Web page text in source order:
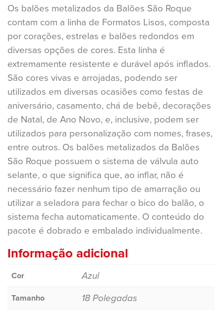
Os balões metalizados da Balões São Roque
contam com a linha de Formatos Lisos, composta
por corações, estrelas e balões redondos em
diversas opções de cores. Esta linha é
extremamente resistente e durável após inflados.
São cores vivas e arrojadas, podendo ser
utilizados em diversas ocasiões como festas de
aniversário, casamento, chá de bebê, decorações
de Natal, de Ano Novo, e, inclusive, podem ser
utilizados para personalização com nomes, frases,
entre outros. Os balões metalizados da Balões
São Roque possuem o sistema de válvula auto
selante, o que significa que, ao inflar, não é
necessário fazer nenhum tipo de amarração ou
utilizar a seladora para fechar o bico do balão, o
sistema fecha automaticamente. O conteúdo do
pacote é dobrado e embalado individualmente.
Informação adicional
Cor Azul
Tamanho 18 Polegadas